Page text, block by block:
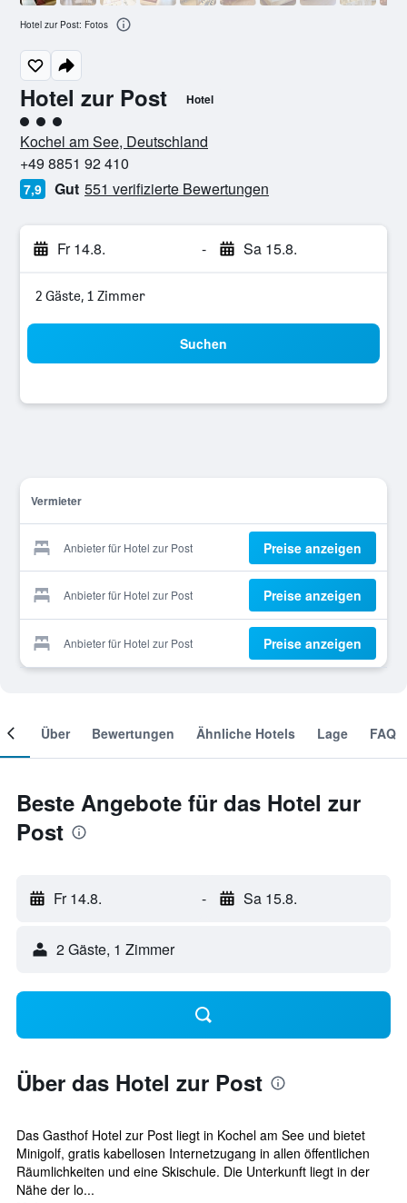
Hotel zur Post Hotel
Bewertungskategorie 3
Kochel am See, Deutschland
+49 8851 92 410
7,9 Gut 551 verifizierte Bewertungen
Fr 14.8. - Sa 15.8.
2 Gäste, 1 Zimmer
Suchen
Vermieter
Anbieter für Hotel zur Post Preise anzeigen
Anbieter für Hotel zur Post Preise anzeigen
Anbieter für Hotel zur Post Preise anzeigen
Hotel zur Post: Fotos
Über Bewertungen Ähnliche Hotels Lage FAQ
Beste Angebote für das Hotel zur
Post
Fr 14.8. - Sa 15.8.
2 Gäste, 1 Zimmer
Über das Hotel zur Post
Das Gasthof Hotel zur Post liegt in Kochel am See und bietet
Minigolf, gratis kabellosen Internetzugang in allen öffentlichen
Räumlichkeiten und eine Skischule. Die Unterkunft liegt in der
Nähe der lo...